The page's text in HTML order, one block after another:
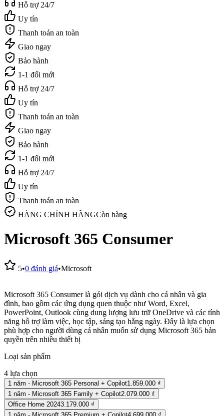
Hỗ trợ 24/7
Uy tín
Thanh toán an toàn
Giao ngay
Bảo hành
1-1 đổi mới
Hỗ trợ 24/7
Uy tín
Thanh toán an toàn
Giao ngay
Bảo hành
1-1 đổi mới
Hỗ trợ 24/7
Uy tín
Thanh toán an toàn
HÀNG CHÍNH HÃNGCòn hàng
Microsoft 365 Consumer
5•0 đánh giá•Microsoft
Microsoft 365 Consumer là gói dịch vụ dành cho cá nhân và gia
đình, bao gồm các ứng dụng quen thuộc như Word, Excel,
PowerPoint, Outlook cùng dung lượng lưu trữ OneDrive và các tính
năng hỗ trợ làm việc, học tập, sáng tạo hằng ngày. Đây là lựa chọn
phù hợp cho người dùng cá nhân muốn sử dụng Microsoft 365 bản
quyền trên nhiều thiết bị
Loại sản phẩm
4 lựa chọn
1 năm - Microsoft 365 Personal + Copilot1.859.000 ₫
1 năm - Microsoft 365 Family + Copilot2.079.000 ₫
Office Home 20243.179.000 ₫